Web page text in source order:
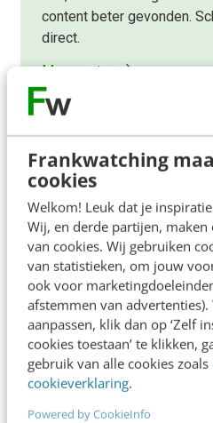
Frankwatching
cookies
Welkom! Leuk dat je
Wij, en derde partijen,
van cookies. Wij gebruiken
van statistieken, om jouw
ook voor
afstemmen van
aanpassen, klik dan op ‘Zelf
cookies toestaan’ te klikken,
gebruik van alle cookies zoals
cookieverklaring.
Powered by CookieInfo
content beter gevonden.
direct.
Meer weten
Contact Redactie
+31 30 200 1045
Tarieven
Meer contactopties
Frankwatching